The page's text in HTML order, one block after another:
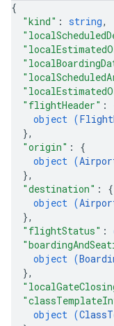
{
"kind" : string,
"flightHeader" :
object (
},
"origin" : {
object (
},
"destination" : {
object (
},
"flightStatus" :
object (
},
object (